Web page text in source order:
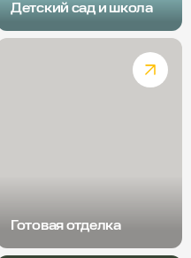
Детский сад и школа
Готовая отделка